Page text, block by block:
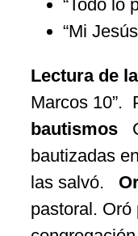
“Todo lo
“Mi
Lecturade
Marcos 10”.
bautismos
bautizadas
las salvó.
pastoral. Oró